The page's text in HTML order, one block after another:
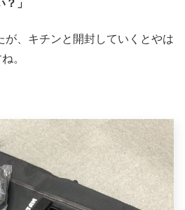
」
が、キチンと開封していくとやは
。